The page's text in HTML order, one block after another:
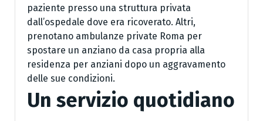
paziente presso una struttura privata
dall’ospedale dove era ricoverato. Altri,
prenotano ambulanze private Roma per
spostare un anziano da casa propria alla
residenza per anziani dopo un aggravamento
delle sue condizioni.
Un servizio quotidiano